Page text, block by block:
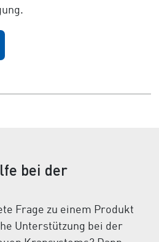
bei der
Frage zu einem Produkt
Unterstützung bei der